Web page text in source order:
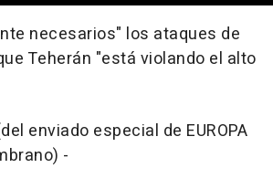
necesarios" los ataques de
Teherán "está violando el alto
enviado especial de EUROPA
-